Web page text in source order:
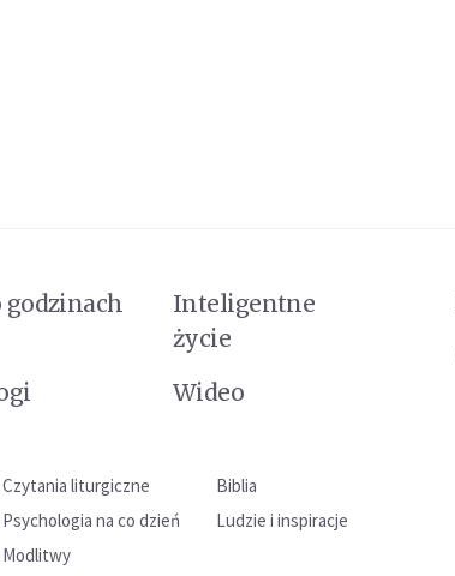
godzinach
Inteligentne
życie
Wideo
Czytania liturgiczne
Biblia
Psychologia na co dzień
Ludzie i inspiracje
Modlitwy